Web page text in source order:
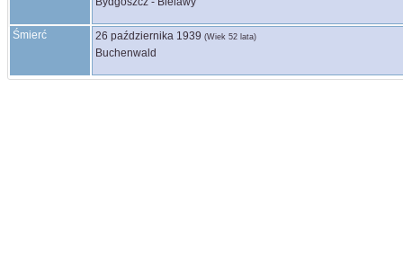
Śmierć 26 października 1939 (Wiek 52 lata)
Buchenwald